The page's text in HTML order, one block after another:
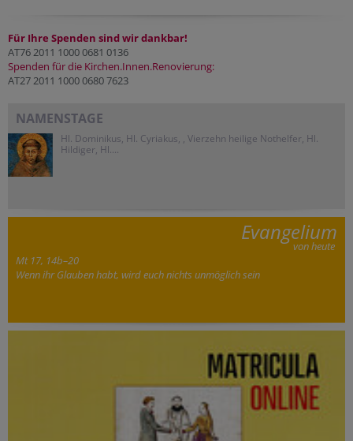
Für Ihre Spenden sind wir dankbar!
AT76 2011 1000 0681 0136
Spenden für die Kirchen.Innen.Renovierung:
AT27 2011 1000 0680 7623
NAMENSTAGE
Hl. Dominikus, Hl. Cyriakus, , Vierzehn heilige Nothelfer, Hl.
Hildiger, Hl....
Evangelium
von heute
Mt 17, 14b–20
Wenn ihr Glauben habt, wird euch nichts unmöglich sein